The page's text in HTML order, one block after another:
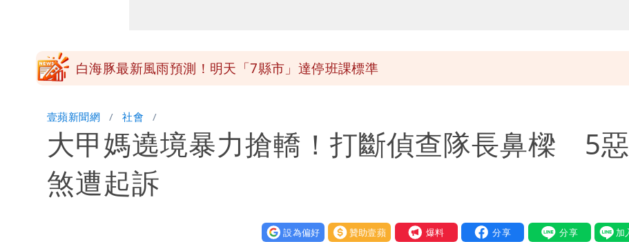
白海豚最新風雨預測！明天「7縣市」達停班課標準
男童躍下2.6米高台摔斷腳後跟 妹妹揭原因「模仿超人力霸王」
壹蘋新聞網 社會
大甲媽遶境暴力搶轎！打斷偵查隊長鼻樑 5惡
煞遭起訴
設為偏好 贊助壹蘋 我要爆料